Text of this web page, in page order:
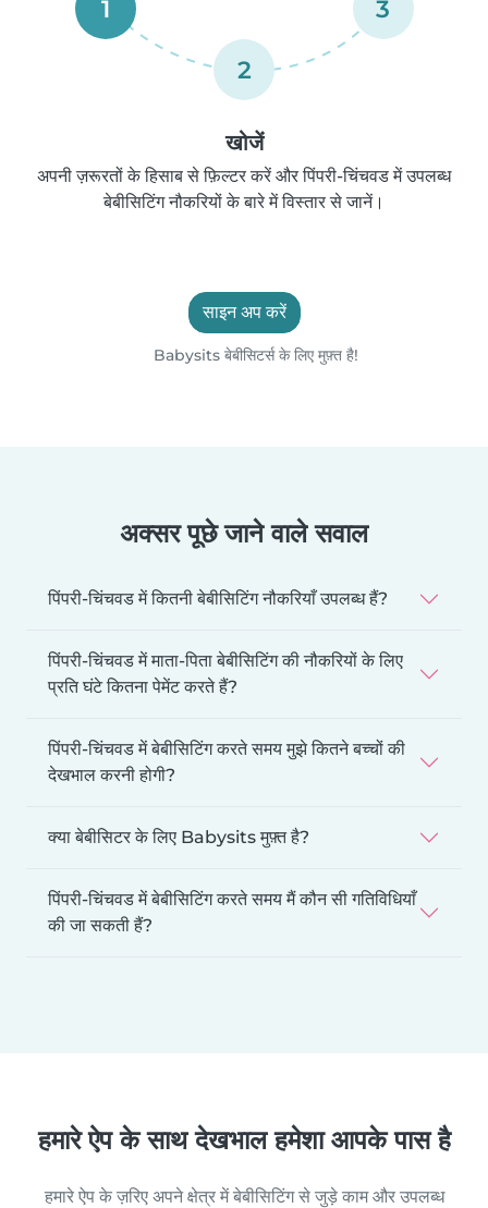
1
2
3
खोजें
अपनी ज़रूरतों के हिसाब से फ़िल्टर करें और पिंपरी-चिंचवड में उपलब्ध
बेबीसिटिंग नौकरियों के बारे में विस्तार से जानें।
साइन अप करें
Babysits बेबीसिटर्स के लिए मुफ़्त है!
अक्सर पूछे जाने वाले सवाल
पिंपरी-चिंचवड में कितनी बेबीसिटिंग नौकरियाँ उपलब्ध हैं?
पिंपरी-चिंचवड में माता-पिता बेबीसिटिंग की नौकरियों के लिए
प्रति घंटे कितना पेमेंट करते हैं?
पिंपरी-चिंचवड में बेबीसिटिंग करते समय मुझे कितने बच्चों की
देखभाल करनी होगी?
क्या बेबीसिटर के लिए Babysits मुफ़्त है?
पिंपरी-चिंचवड में बेबीसिटिंग करते समय मैं कौन सी गतिविधियाँ
की जा सकती हैं?
हमारे ऐप के साथ देखभाल हमेशा आपके पास है
हमारे ऐप के ज़रिए अपने क्षेत्र में बेबीसिटिंग से जुड़े काम और उपलब्ध